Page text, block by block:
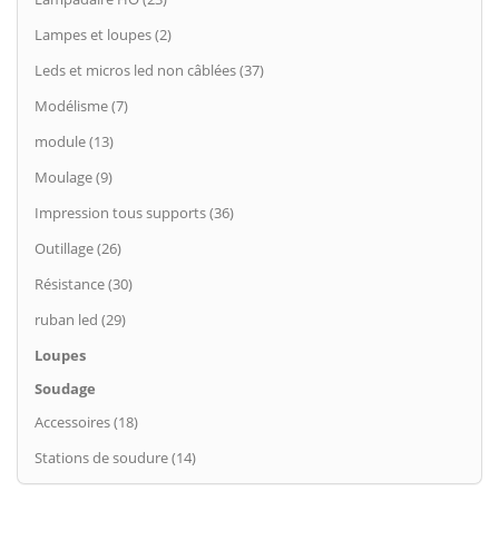
Lampes et loupes (2)
Leds et micros led non câblées (37)
Modélisme (7)
module (13)
Moulage (9)
Impression tous supports (36)
Outillage (26)
Résistance (30)
ruban led (29)
Loupes
Soudage
Accessoires (18)
Stations de soudure (14)